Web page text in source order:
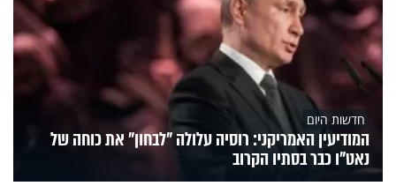
חדשות היום
המודיעין האמריקני: רוסיה עלולה "לבחון" את כוחה של
נאט"ו כבר בסתיו הקרוב